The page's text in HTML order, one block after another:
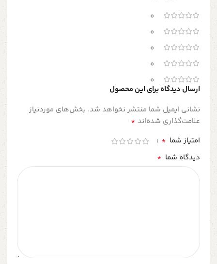
0
0
0
0
0
ارسال دیدگاه برای این محصول
نشانی ایمیل شما منتشر نخواهد شد. بخش‌های موردنیاز
علامت‌گذاری شده‌اند *
امتیاز شما *
دیدگاه شما *